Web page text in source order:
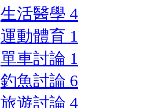
生活醫學 4
運動體育 1
單車討論 1
釣魚討論 6
旅遊討論 4